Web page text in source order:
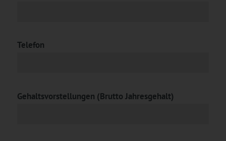
Telefon
Gehaltsvorstellungen (Brutto Jahresgehalt)